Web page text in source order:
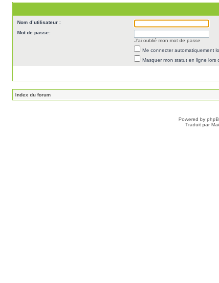
Nom d’utilisateur :
Mot de passe:
J’ai oublié mon mot de passe
Me connecter automatiquement
Masquer mon statut en ligne lors
Index du forum
Powered by
Traduit par